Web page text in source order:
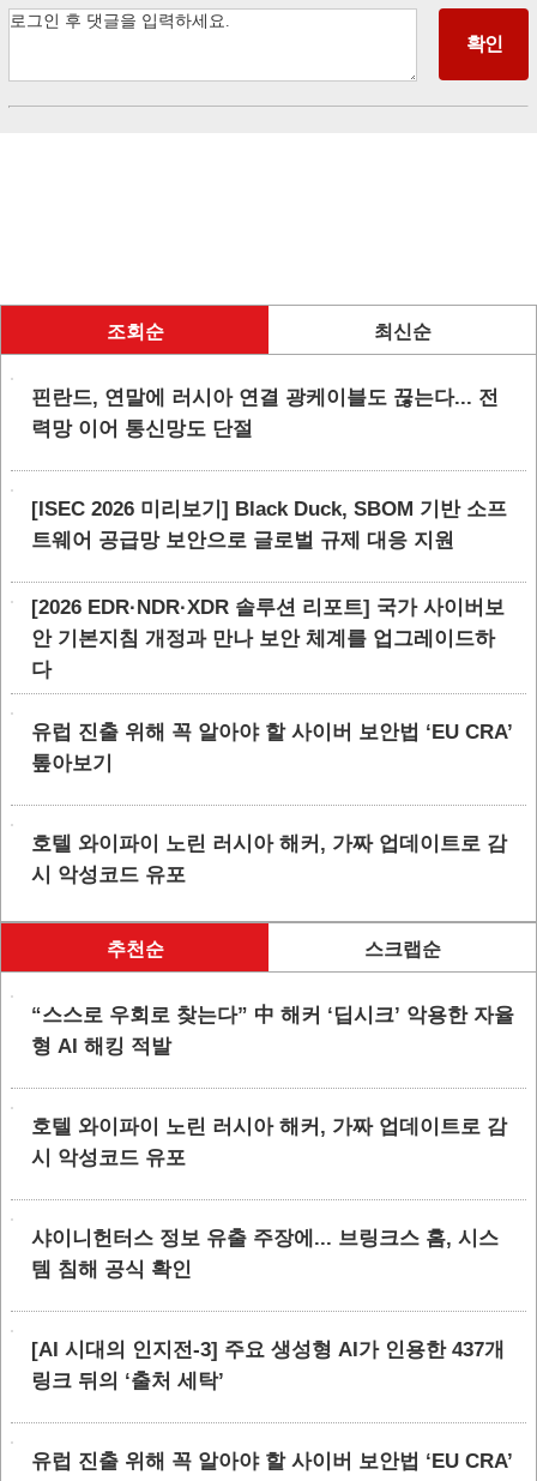
조회순 최신순
핀란드, 연말에 러시아 연결 광케이블도 끊는다... 전
력망 이어 통신망도 단절
[ISEC 2026 미리보기] Black Duck, SBOM 기반 소프
트웨어 공급망 보안으로 글로벌 규제 대응 지원
[2026 EDR·NDR·XDR 솔루션 리포트] 국가 사이버보
안 기본지침 개정과 만나 보안 체계를 업그레이드하
다
유럽 진출 위해 꼭 알아야 할 사이버 보안법 ‘EU CRA’
톺아보기
호텔 와이파이 노린 러시아 해커, 가짜 업데이트로 감
시 악성코드 유포
추천순 스크랩순
“스스로 우회로 찾는다” 中 해커 ‘딥시크’ 악용한 자율
형 AI 해킹 적발
호텔 와이파이 노린 러시아 해커, 가짜 업데이트로 감
시 악성코드 유포
샤이니헌터스 정보 유출 주장에... 브링크스 홈, 시스
템 침해 공식 확인
[AI 시대의 인지전-3] 주요 생성형 AI가 인용한 437개
링크 뒤의 ‘출처 세탁’
유럽 진출 위해 꼭 알아야 할 사이버 보안법 ‘EU CRA’